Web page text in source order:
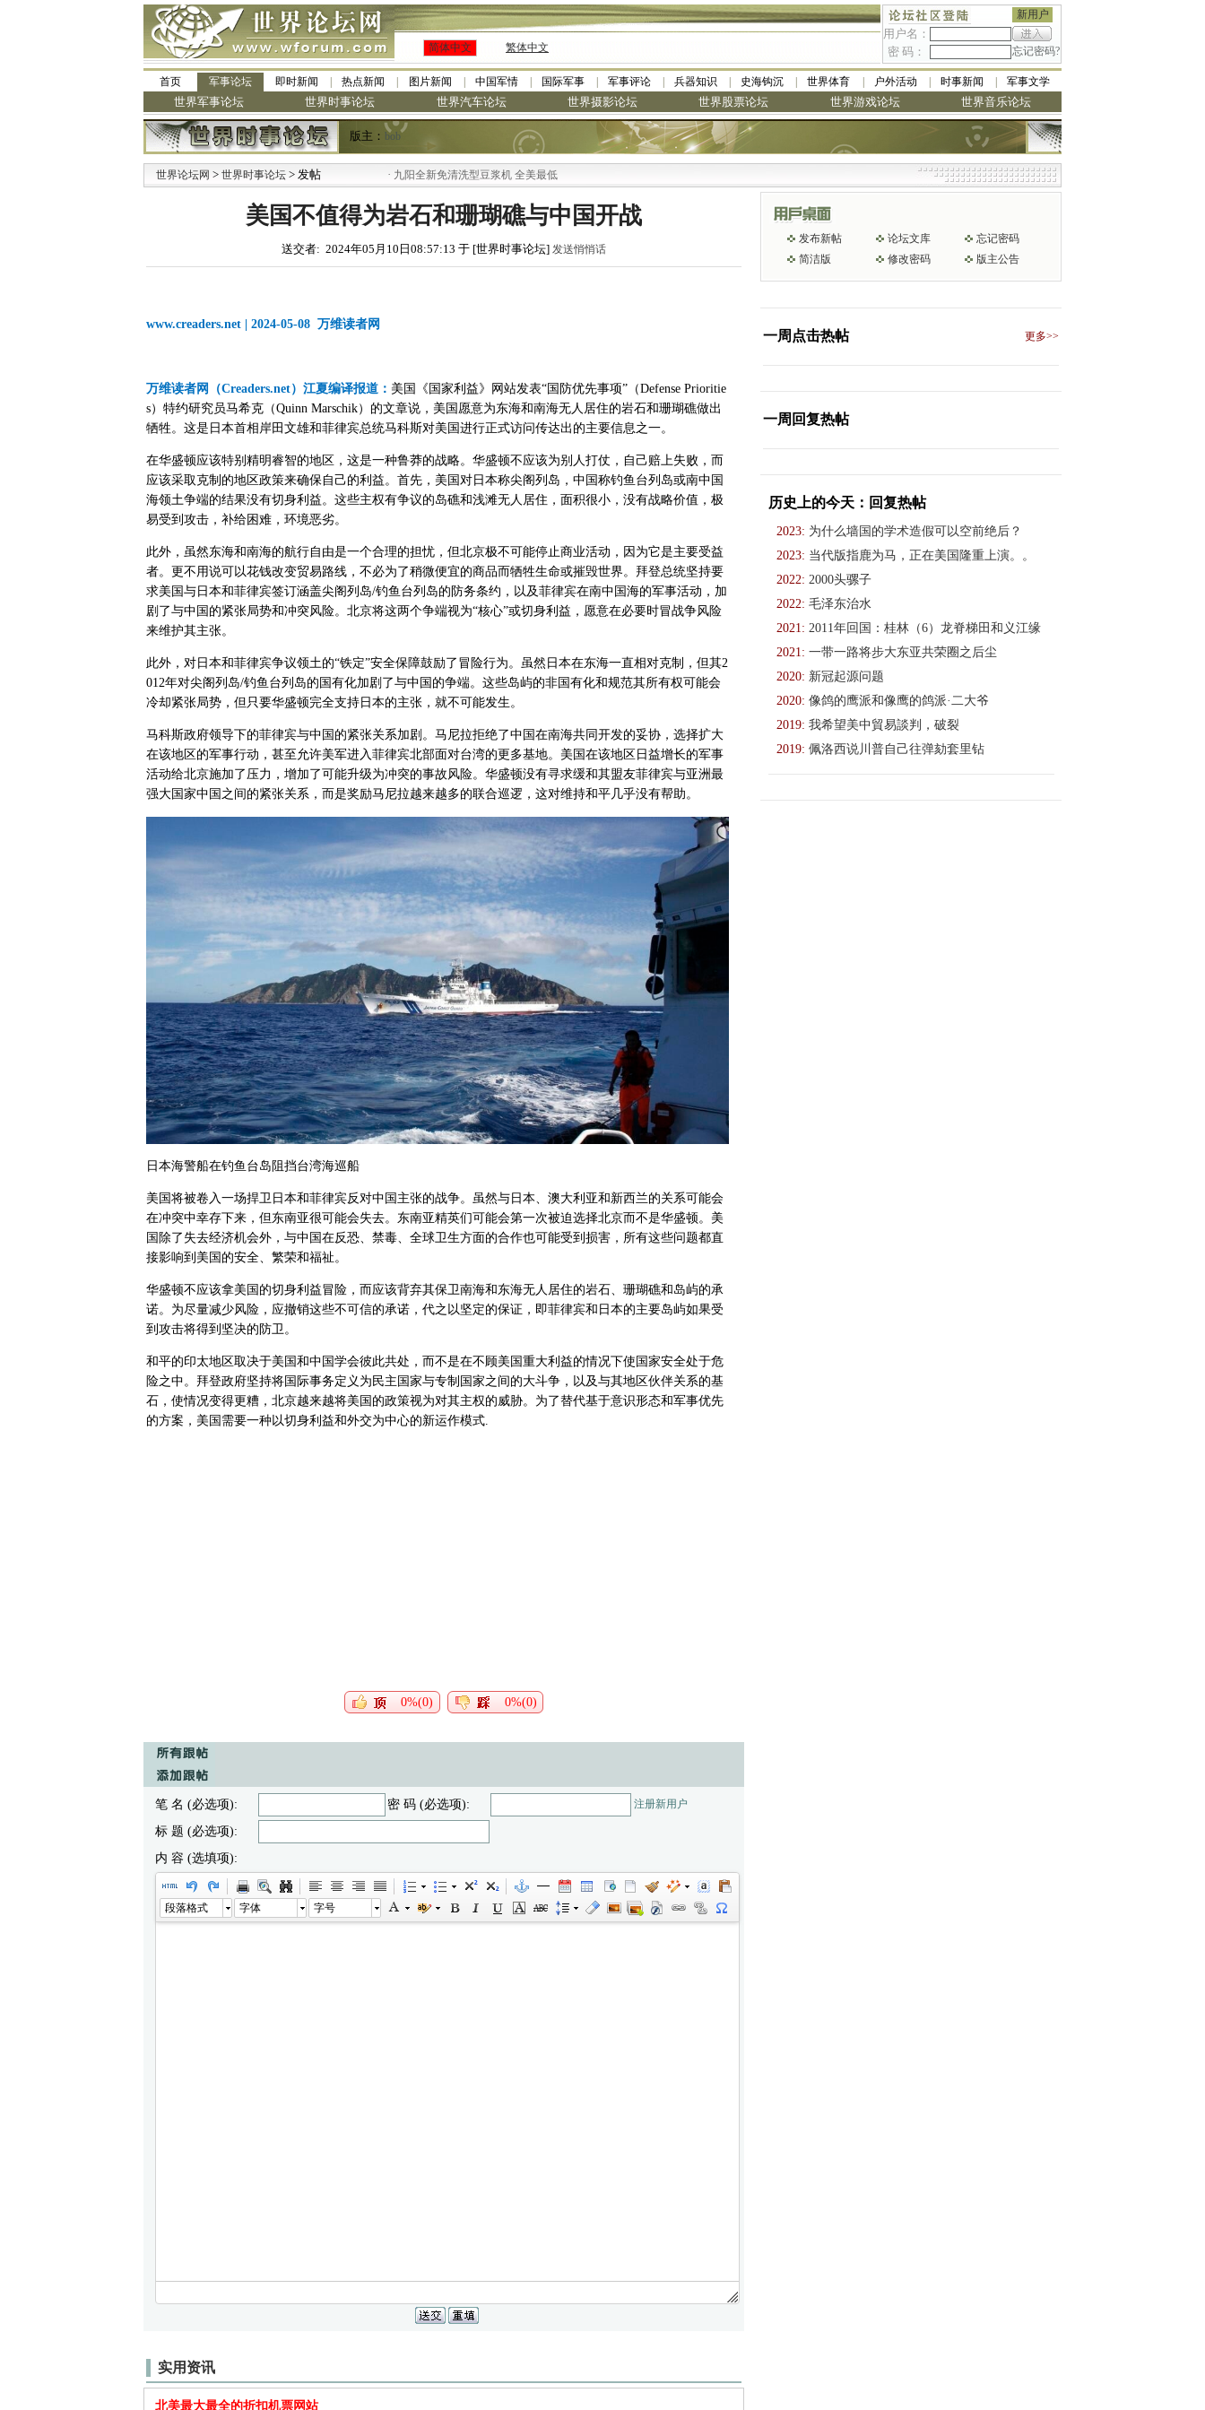
新用户
用户名：
密 码：
忘记密码?
简体中文 繁体中文
首页 军事论坛 即时新闻 热点新闻 图片新闻 中国军情 国际军事 军事评论 兵器知识 史海钩沉 世界体育 户外活动 时事新闻 军事文学
世界军事论坛 世界时事论坛 世界汽车论坛 世界摄影论坛 世界股票论坛 世界游戏论坛 世界音乐论坛
版主： bob
世界论坛网 > 世界时事论坛 > 发帖 九阳全新免清洗型豆浆机 全美最低
美国不值得为岩石和珊瑚礁与中国开战
送交者: 2024年05月10日08:57:13 于 [世界时事论坛] 发送悄悄话
www.creaders.net | 2024-05-08 万维读者网
万维读者网（Creaders.net）江夏编译报道： 美国《国家利益》网站发表“国防优先事项”（Defense Prioritie
s）特约研究员马希克（Quinn Marschik）的文章说，美国愿意为东海和南海无人居住的岩石和珊瑚礁做出
牺牲。这是日本首相岸田文雄和菲律宾总统马科斯对美国进行正式访问传达出的主要信息之一。
在华盛顿应该特别精明睿智的地区，这是一种鲁莽的战略。华盛顿不应该为别人打仗，自己赔上失败，而
应该采取克制的地区政策来确保自己的利益。首先，美国对日本称尖阁列岛，中国称钓鱼台列岛或南中国
海领土争端的结果没有切身利益。这些主权有争议的岛礁和浅滩无人居住，面积很小，没有战略价值，极
易受到攻击，补给困难，环境恶劣。
此外，虽然东海和南海的航行自由是一个合理的担忧，但北京极不可能停止商业活动，因为它是主要受益
者。更不用说可以花钱改变贸易路线，不必为了稍微便宜的商品而牺牲生命或摧毁世界。拜登总统坚持要
求美国与日本和菲律宾签订涵盖尖阁列岛/钓鱼台列岛的防务条约，以及菲律宾在南中国海的军事活动，加
剧了与中国的紧张局势和冲突风险。北京将这两个争端视为“核心”或切身利益，愿意在必要时冒战争风险
来维护其主张。
此外，对日本和菲律宾争议领土的“铁定”安全保障鼓励了冒险行为。虽然日本在东海一直相对克制，但其2
012年对尖阁列岛/钓鱼台列岛的国有化加剧了与中国的争端。这些岛屿的非国有化和规范其所有权可能会
冷却紧张局势，但只要华盛顿完全支持日本的主张，就不可能发生。
马科斯政府领导下的菲律宾与中国的紧张关系加剧。马尼拉拒绝了中国在南海共同开发的妥协，选择扩大
在该地区的军事行动，甚至允许美军进入菲律宾北部面对台湾的更多基地。美国在该地区日益增长的军事
活动给北京施加了压力，增加了可能升级为冲突的事故风险。华盛顿没有寻求缓和其盟友菲律宾与亚洲最
强大国家中国之间的紧张关系，而是奖励马尼拉越来越多的联合巡逻，这对维持和平几乎没有帮助。
日本海警船在钓鱼台岛阻挡台湾海巡船
美国将被卷入一场捍卫日本和菲律宾反对中国主张的战争。虽然与日本、澳大利亚和新西兰的关系可能会
在冲突中幸存下来，但东南亚很可能会失去。东南亚精英们可能会第一次被迫选择北京而不是华盛顿。美
国除了失去经济机会外，与中国在反恐、禁毒、全球卫生方面的合作也可能受到损害，所有这些问题都直
接影响到美国的安全、繁荣和福祉。
华盛顿不应该拿美国的切身利益冒险，而应该背弃其保卫南海和东海无人居住的岩石、珊瑚礁和岛屿的承
诺。为尽量减少风险，应撤销这些不可信的承诺，代之以坚定的保证，即菲律宾和日本的主要岛屿如果受
到攻击将得到坚决的防卫。
和平的印太地区取决于美国和中国学会彼此共处，而不是在不顾美国重大利益的情况下使国家安全处于危
险之中。拜登政府坚持将国际事务定义为民主国家与专制国家之间的大斗争，以及与其地区伙伴关系的基
石，使情况变得更糟，北京越来越将美国的政策视为对其主权的威胁。为了替代基于意识形态和军事优先
的方案，美国需要一种以切身利益和外交为中心的新运作模式.
0%(0) 0%(0)
笔 名 (必选项): 密 码 (必选项): 注册新用户
标 题 (必选项):
内 容 (选填项):
段落格式 字体 字号
实用资讯
北美最大最全的折扣机票网站
发布新帖 论坛文库
忘记密码
简洁版
修改密码 版主公告
一周点击热帖 更多>>
一周回复热帖
历史上的今天：回复热帖
2023: 为什么墙国的学术造假可以空前绝后？
2023: 当代版指鹿为马，正在美国隆重上演。。
2022: 2000头骡子
2022: 毛泽东治水
2021: 2011年回国：桂林（6）龙脊梯田和义江缘
2021: 一带一路将步大东亚共荣圈之后尘
2020: 新冠起源问题
2020: 像鸽的鹰派和像鹰的鸽派·二大爷
2019: 我希望美中貿易談判，破裂
2019: 佩洛西说川普自己往弹劾套里钻